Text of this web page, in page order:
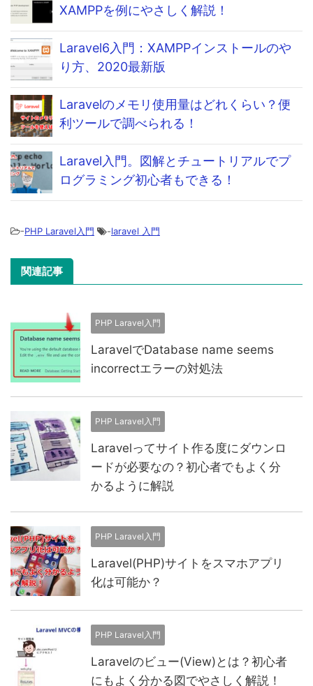
XAMPPを例にやさしく解説！
Laravel6入門：XAMPPインストールのや
り方、2020最新版
Laravelのメモリ使用量はどれくらい？便
利ツールで調べられる！
Laravel入門。図解とチュートリアルでプ
ログラミング初心者もできる！
-PHP Laravel入門 -laravel 入門
関連記事
PHP Laravel入門
LaravelでDatabase name seems
incorrectエラーの対処法
PHP Laravel入門
Laravelってサイト作る度にダウンロ
ードが必要なの？初心者でもよく分
かるように解説
PHP Laravel入門
Laravel(PHP)サイトをスマホアプリ
化は可能か？
PHP Laravel入門
Laravelのビュー(View)とは？初心者
にもよく分かる図でやさしく解説！